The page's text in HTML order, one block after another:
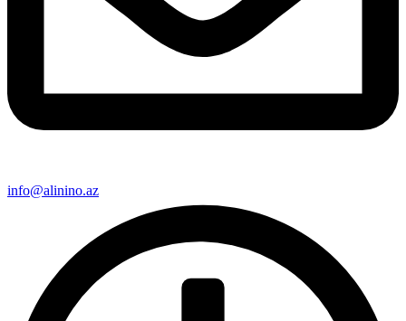
info@alinino.az